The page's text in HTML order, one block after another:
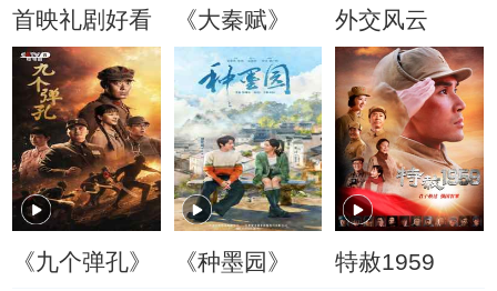
首映礼剧好看 《大秦赋》 外交风云
《九个弹孔》 《种墨园》 特赦1959